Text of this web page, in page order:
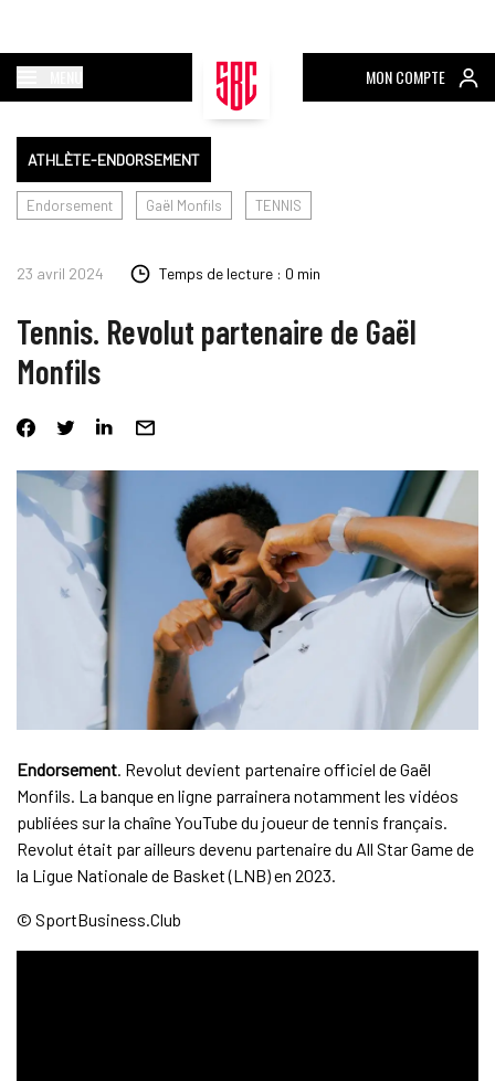
MON COMPTE
ATHLÈTE-ENDORSEMENT
Endorsement Gaël Monfils TENNIS
23 avril 2024 Temps de lecture : 0 min
Tennis. Revolut partenaire de Gaël
Monfils
Endorsement. Revolut devient partenaire officiel de Gaël
Monfils. La banque en ligne parrainera notamment les vidéos
publiées sur la chaîne YouTube du joueur de tennis français.
Revolut était par ailleurs devenu partenaire du All Star Game de
la Ligue Nationale de Basket (LNB) en 2023.
© SportBusiness.Club